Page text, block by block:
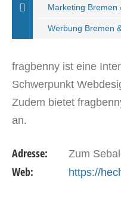
Marketing Bremen
Werbung Bremen
fragbenny ist eine
Schwerpunkt
Zudem bietet
an.
Adresse: Zum
Web: https://